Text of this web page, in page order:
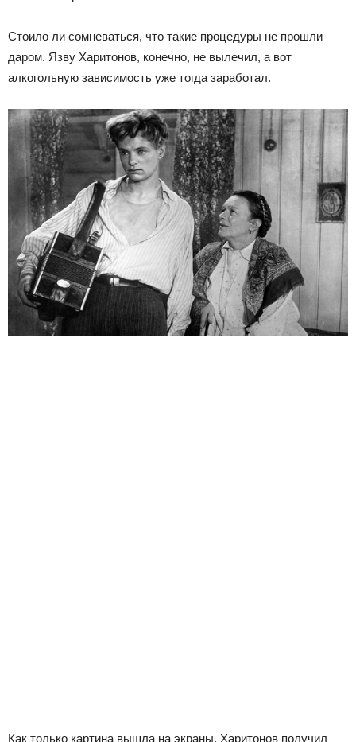
Стоило ли сомневаться, что такие процедуры не прошли
даром. Язву Харитонов, конечно, не вылечил, а вот
алкогольную зависимость уже тогда заработал.
Как только картина вышла на экраны, Харитонов получил